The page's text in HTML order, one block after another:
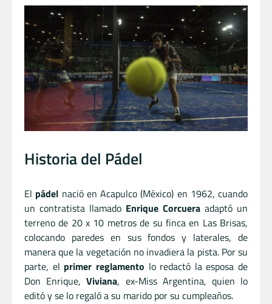
Historia del Pádel
El pádel nació en Acapulco (México) en 1962, cuando
un contratista llamado Enrique Corcuera adaptó un
terreno de 20 x 10 metros de su finca en Las Brisas,
colocando paredes en sus fondos y laterales, de
manera que la vegetación no invadiera la pista. Por su
parte, el primer reglamento lo redactó la esposa de
Don Enrique,Viviana, ex-Miss Argentina, quien lo
editó y se lo regaló a su marido por su cumpleaños.